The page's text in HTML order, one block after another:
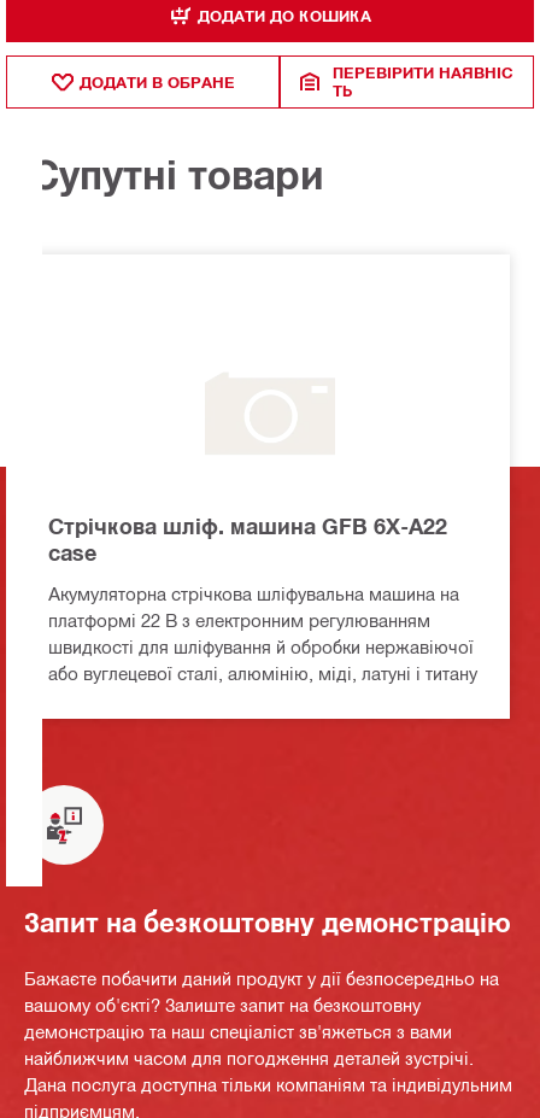
ДОДАТИ ДО КОШИКА
ДОДАТИ В ОБРАНЕ
ПЕРЕВІРИТИ НАЯВНІС
ТЬ
Супутні товари
Стрічкова шліф. машина GFB 6X-A22
case
Акумуляторна стрічкова шліфувальна машина на
платформі 22 В з електронним регулюванням
швидкості для шліфування й обробки нержавіючої
або вуглецевої сталі, алюмінію, міді, латуні і титану
Запит на безкоштовну демонстрацію
Бажаєте побачити даний продукт у дії безпосередньо на
вашому об'єкті? Залиште запит на безкоштовну
демонстрацію та наш спеціаліст зв'яжеться з вами
найближчим часом для погодження деталей зустрічі.
Дана послуга доступна тільки компаніям та індивідульним
підприємцям.